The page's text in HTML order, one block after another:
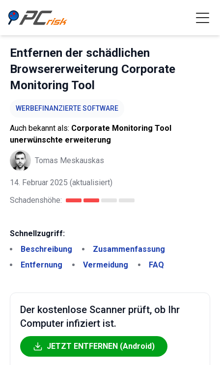
Entfernen der schädlichen
Browsererweiterung Corporate
Monitoring Tool
WERBEFINANZIERTE SOFTWARE
Auch bekannt als: Corporate Monitoring Tool
unerwünschte erweiterung
Tomas Meskauskas
14. Februar 2025 (aktualisiert)
Schadenshöhe:
Schnellzugriff:
Beschreibung
Zusammenfassung
Entfernung
Vermeidung FAQ
Der kostenlose Scanner prüft, ob Ihr
Computer infiziert ist.
JETZT ENTFERNEN (Android)